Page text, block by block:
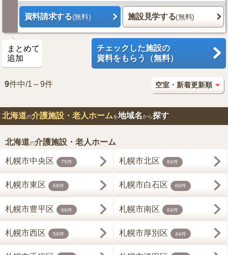
資料請求する(無料) 施設見学する(無料)
まとめて
追加
チェックした施設の
資料をもらう（無料）
9件中/1～9件
北海道の介護施設・老人ホームを地域名から探す
北海道の介護施設・老人ホーム
札幌市中央区 75件 札幌市北区 84件
札幌市東区 68件 札幌市白石区 66件
札幌市豊平区 66件 札幌市南区 64件
札幌市西区 59件 札幌市厚別区 44件